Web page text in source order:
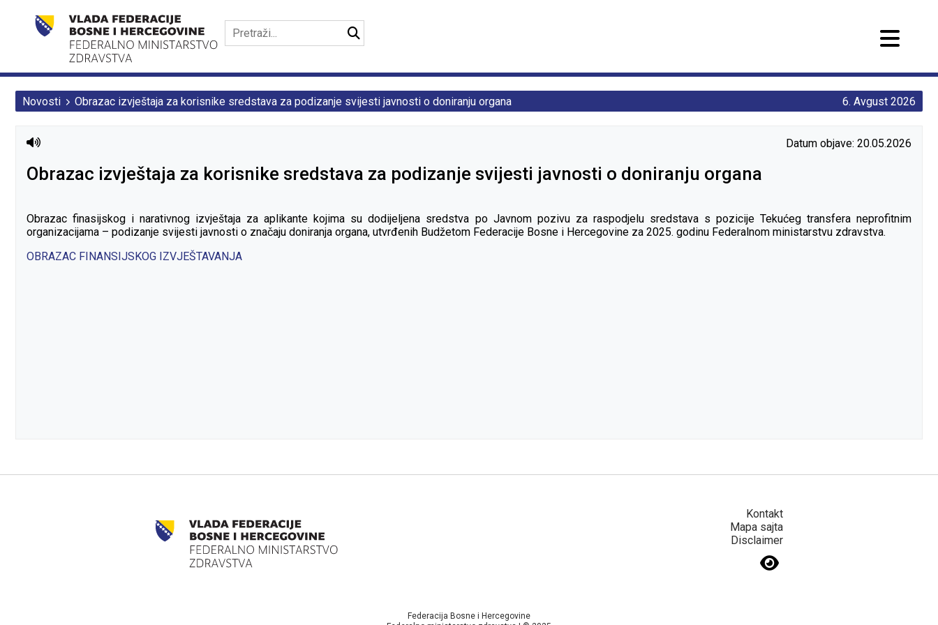
Novosti Obrazac izvještaja za korisnike sredstava za podizanje svijesti javnosti o doniranju organa 6. Avgust 2026
Datum objave: 20.05.2026
Obrazac izvještaja za korisnike sredstava za podizanje svijesti javnosti o doniranju organa
Obrazac finasijskog i narativnog izvještaja za aplikante kojima su dodijeljena sredstva po Javnom pozivu za raspodjelu sredstava s pozicije Tekućeg transfera neprofitnim
organizacijama – podizanje svijesti javnosti o značaju doniranja organa, utvrđenih Budžetom Federacije Bosne i Hercegovine za 2025. godinu Federalnom ministarstvu zdravstva.
OBRAZAC FINANSIJSKOG IZVJEŠTAVANJA
Kontakt
Mapa sajta
Disclaimer
Federacija Bosne i Hercegovine